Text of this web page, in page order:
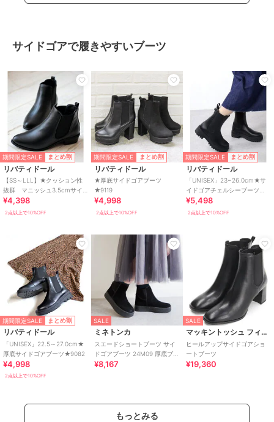
サイドゴアで履きやすいブーツ
期間限定SALE まとめ割
リバティドール
【SS～LLL】★クッション性
抜群 マニッシュ3.5cmサイ
ドゴアブーツ★5448-SA
¥4,398
2点以上で10%OFF
期間限定SALE まとめ割
リバティドール
★厚底サイドゴアブーツ
★9119
¥4,998
2点以上で10%OFF
期間限定SALE まとめ割
リバティドール
「UNISEX」23~26.0cm★サ
イドゴアチェルシーブーツ
★9086
¥5,498
2点以上で10%OFF
期間限定SALE まとめ割
リバティドール
「UNISEX」22.5～27.0cm★
厚底サイドゴアブーツ★9082
¥4,998
2点以上で10%OFF
SALE
ミネトンカ
スエードショートブーツ サイ
ドゴアブーツ 24M09 厚底ブー
ツ インヒール
¥8,167
SALE
マッキントッシュ フィロソフィー
ヒールアップサイドゴアショ
ートブーツ
¥19,360
もっとみる